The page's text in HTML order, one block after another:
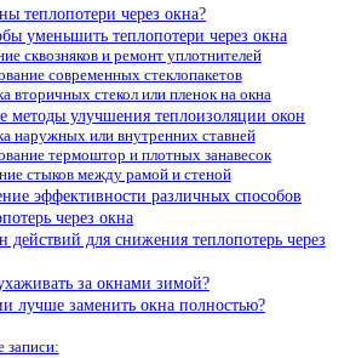
теплопотери через окна?
уменьшить теплопотери через окна
сквозняков и ремонт уплотнителей
современных стеклопакетов
вторичных стекол или пленок на окна
методы улучшения теплоизоляции окон
наружных или внутренних ставней
термоштор и плотных занавесок
стыков между рамой и стеной
эффективности различных способов
через окна
для снижения теплопотерь через
за окнами зимой?
лучше заменить окна полностью?
записи: